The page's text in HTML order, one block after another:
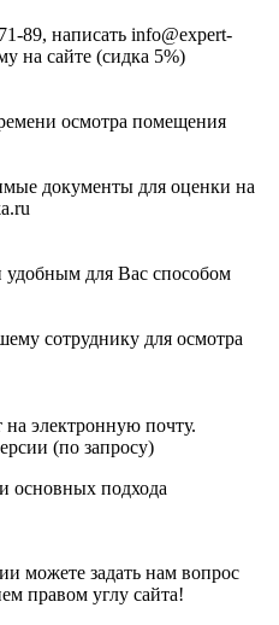
89, написать info@expert-
на сайте (сидка 5%)
осмотра помещения
документы для оценки на
удобным для Вас способом
сотруднику для осмотра
электронную почту.
(по запросу)
основных подхода
можете задать нам вопрос
правом углу сайта!